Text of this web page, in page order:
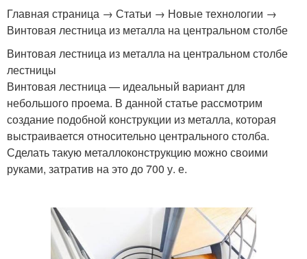
Главная страница → Статьи → Новые технологии →
Винтовая лестница из металла на центральном столбе
Винтовая лестница из металла на центральном столбе
лестницы
Винтовая лестница — идеальный вариант для
небольшого проема. В данной статье рассмотрим
создание подобной конструкции из металла, которая
выстраивается относительно центрального столба.
Сделать такую металлоконструкцию можно своими
руками, затратив на это до 700 у. е.